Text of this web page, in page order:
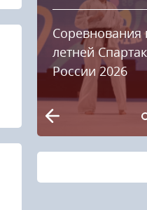
Соревнования
летней
России 2026